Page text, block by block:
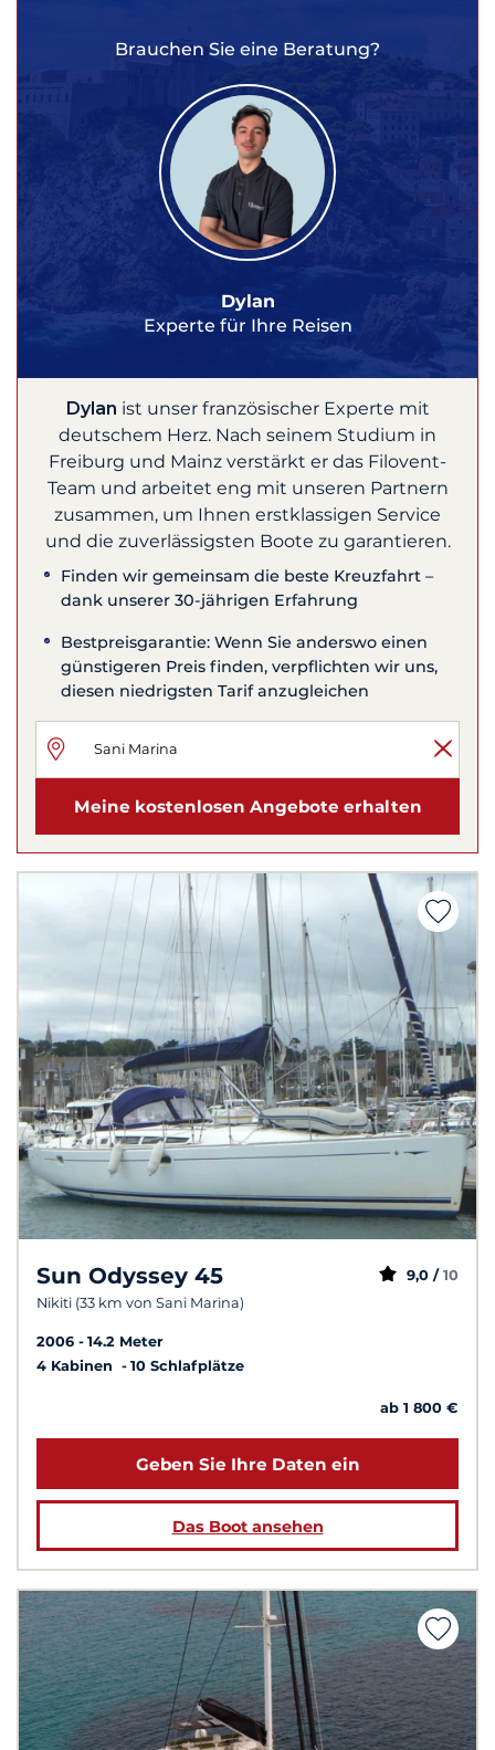
Brauchen Sie eine Beratung?
Dylan
Experte für Ihre Reisen
Dylan ist unser französischer Experte mit
deutschem Herz. Nach seinem Studium in
Freiburg und Mainz verstärkt er das Filovent-
Team und arbeitet eng mit unseren Partnern
zusammen, um Ihnen erstklassigen Service
und die zuverlässigsten Boote zu garantieren.
Finden wir gemeinsam die beste Kreuzfahrt –
dank unserer 30-jährigen Erfahrung
Bestpreisgarantie: Wenn Sie anderswo einen
günstigeren Preis finden, verpflichten wir uns,
diesen niedrigsten Tarif anzugleichen
Meine kostenlosen Angebote erhalten
Sun Odyssey 45
Nikiti (33 km von Sani Marina)
9,0 / 10
2006
14.2 Meter
4 Kabinen
10 Schlafplätze
ab 1 800 €
Geben Sie Ihre Daten ein
Das Boot ansehen